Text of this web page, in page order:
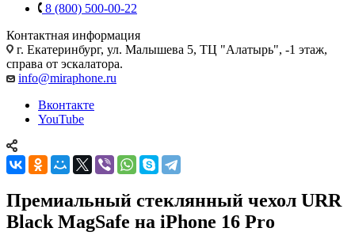
8 (800) 500-00-22
Контактная информация
г. Екатеринбург, ул. Малышева 5, ТЦ "Алатырь", -1 этаж,
справа от эскалатора.
info@miraphone.ru
Вконтакте
YouTube
Премиальный стеклянный чехол URR
Black MagSafe на iPhone 16 Pro